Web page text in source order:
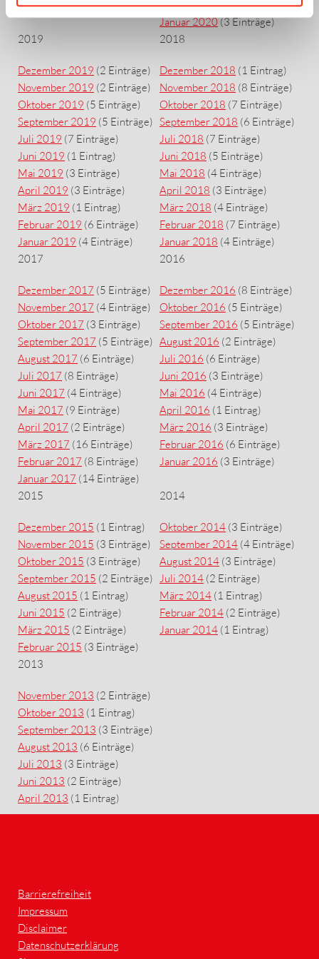
Januar 2021(5 Einträge)
Februar 2020(3 Einträge)
Januar 2020(3 Einträge)
2019
Dezember 2019 (2 Einträge)
November 2019 (2 Einträge)
Oktober 2019 (5 Einträge)
September 2019 (5 Einträge)
Juli 2019 (7 Einträge)
Juni 2019 (1 Eintrag)
Mai 2019 (3 Einträge)
April 2019 (3 Einträge)
März 2019 (1 Eintrag)
Februar 2019 (6 Einträge)
Januar 2019 (4 Einträge)
2018
Dezember 2018 (1 Eintrag)
November 2018 (8 Einträge)
Oktober 2018 (7 Einträge)
September 2018 (6 Einträge)
Juli 2018 (7 Einträge)
Juni 2018 (5 Einträge)
Mai 2018 (4 Einträge)
April 2018 (3 Einträge)
März 2018 (4 Einträge)
Februar 2018 (7 Einträge)
Januar 2018 (4 Einträge)
2017
Dezember 2017 (5 Einträge)
November 2017 (4 Einträge)
Oktober 2017 (3 Einträge)
September 2017 (5 Einträge)
August 2017 (6 Einträge)
Juli 2017 (8 Einträge)
Juni 2017 (4 Einträge)
Mai 2017 (9 Einträge)
April 2017 (2 Einträge)
März 2017 (16 Einträge)
Februar 2017 (8 Einträge)
Januar 2017 (14 Einträge)
2016
Dezember 2016 (8 Einträge)
Oktober 2016 (5 Einträge)
September 2016 (5 Einträge)
August 2016 (2 Einträge)
Juli 2016 (6 Einträge)
Juni 2016 (3 Einträge)
Mai 2016 (4 Einträge)
April 2016 (1 Eintrag)
März 2016 (3 Einträge)
Februar 2016 (6 Einträge)
Januar 2016 (3 Einträge)
2015
Dezember 2015 (1 Eintrag)
November 2015 (3 Einträge)
Oktober 2015 (3 Einträge)
September 2015 (2 Einträge)
August 2015 (1 Eintrag)
Juni 2015 (2 Einträge)
März 2015 (2 Einträge)
Februar 2015 (3 Einträge)
2014
Oktober 2014 (3 Einträge)
September 2014 (4 Einträge)
August 2014 (3 Einträge)
Juli 2014 (2 Einträge)
März 2014 (1 Eintrag)
Februar 2014 (2 Einträge)
Januar 2014 (1 Eintrag)
2013
November 2013 (2 Einträge)
Oktober 2013 (1 Eintrag)
September 2013 (3 Einträge)
August 2013 (6 Einträge)
Juli 2013 (3 Einträge)
Juni 2013 (2 Einträge)
April 2013 (1 Eintrag)
Barrierefreiheit
Impressum
Disclaimer
Datenschutzerklärung